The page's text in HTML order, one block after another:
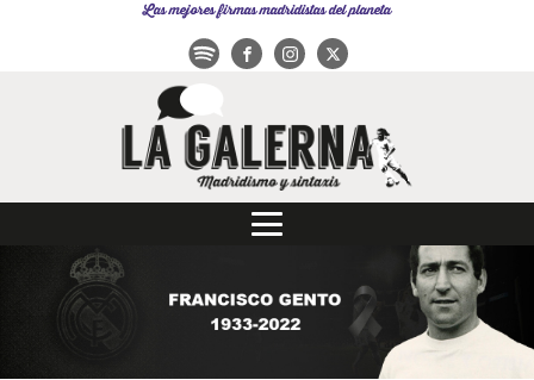
Las mejores firmas madridistas del planeta